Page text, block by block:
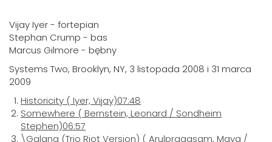
Vijay Iyer - fortepian
Stephan Crump - bas
Marcus Gilmore - bębny
Systems Two, Brooklyn, NY, 3 listopada 2008 i 31 marca
2009
Historicity ( Iyer, Vijay)07:48
Somewhere ( Bernstein, Leonard / Sondheim
Stephen)06:57
\Galang (Trio Riot Version) ( Arulpragasam, Maya /